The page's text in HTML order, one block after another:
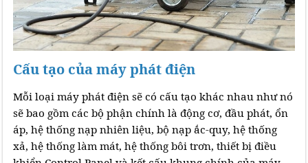
Cấu tạo của máy phát điện
Mỗi loại máy phát điện sẽ có cấu tạo khác nhau như nó
sẽ bao gồm các bộ phận chính là động cơ, đầu phát, ổn
áp, hệ thống nạp nhiên liệu, bộ nạp ắc-quy, hệ thống
xả, hệ thống làm mát, hệ thống bôi trơn, thiết bị điều